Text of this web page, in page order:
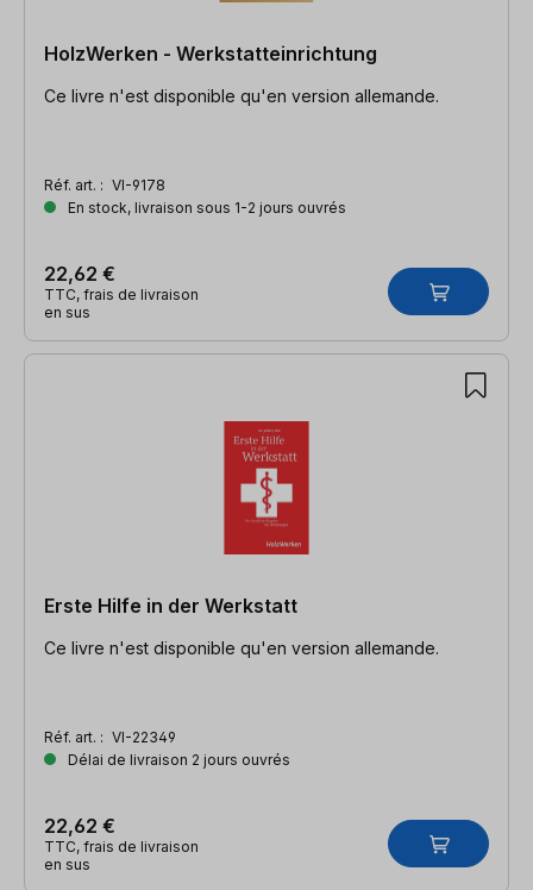
HolzWerken - Werkstatteinrichtung
Ce livre n'est disponible qu'en version allemande.
Réf. art. : VI-9178
En stock, livraison sous 1-2 jours ouvrés
22,62 €
TTC, frais de livraison
en sus
Erste Hilfe in der Werkstatt
Ce livre n'est disponible qu'en version allemande.
Réf. art. : VI-22349
Délai de livraison 2 jours ouvrés
22,62 €
TTC, frais de livraison
en sus